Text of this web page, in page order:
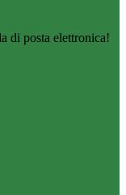
di posta elettronica!